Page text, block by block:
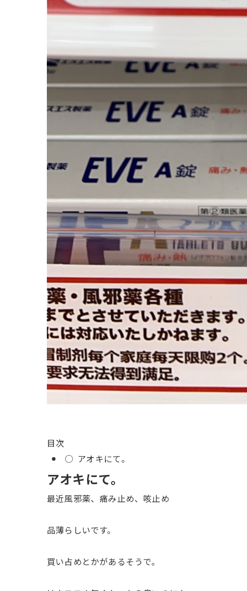
目次
○ アオキにて。
アオキにて。
最近風邪薬、痛み止め、咳止め
品薄らしいです。
買い占めとかがあるそうで。